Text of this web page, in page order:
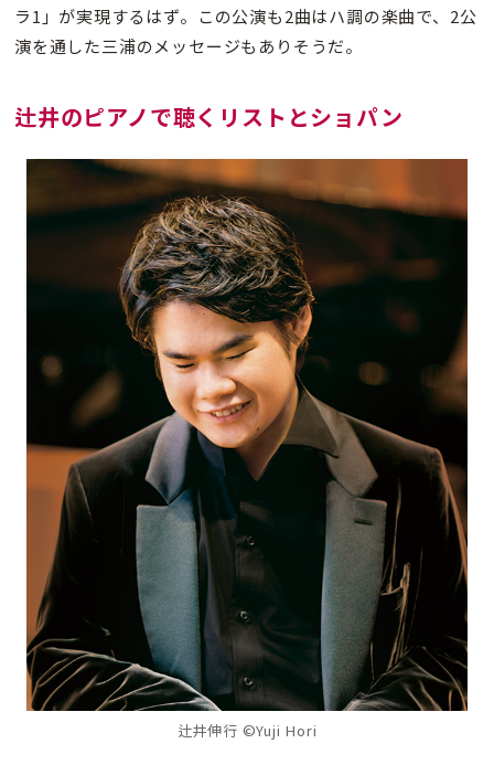
ラ1」が実現するはず。この公演も2曲はハ調の楽曲で、2公
演を通した三浦のメッセージもありそうだ。
辻井のピアノで聴くリストとショパン
辻井伸行 ©Yuji Hori